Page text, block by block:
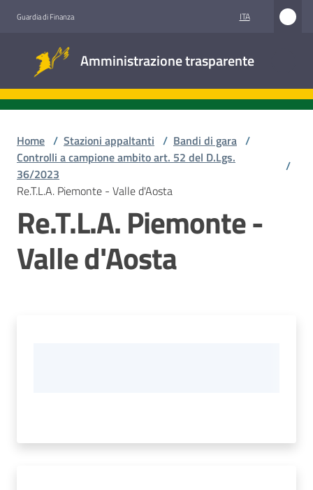
Guardia di Finanza ITA
Amministrazione trasparente
trasparente
Accesso
Stazioni
appaltanti
Home / Stazioni appaltanti / Bandi di gara /
Controlli a campione ambito art. 52 del D.Lgs.
36/2023
/
Re.T.L.A. Piemonte - Valle d'Aosta
Re.T.L.A. Piemonte -
Valle d'Aosta